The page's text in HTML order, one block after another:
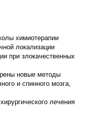
химиотерапии
локализации
при злокачественных
новые методы
и спинного мозга,
лечения